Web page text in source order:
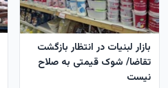
بازار لبنیات در انتظار بازگشت
تقاضا/ شوک قیمتی به صلاح
نیست